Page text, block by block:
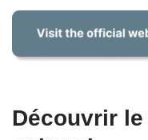
Découvrir